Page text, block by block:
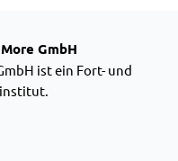
GmbH
ist ein Fort- und